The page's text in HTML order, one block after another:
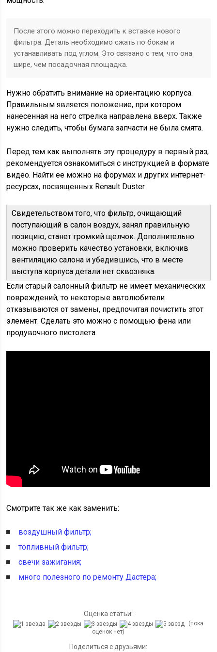
После этого можно переходить к вставке нового
фильтра. Деталь необходимо сжать по бокам и
устанавливать под углом. Это связано с тем, что она
шире, чем посадочная площадка.
Нужно обратить внимание на ориентацию корпуса.
Правильным является положение, при котором
нанесенная на него стрелка направлена вверх. Также
нужно следить, чтобы бумага запчасти не была смята.
Перед тем как выполнять эту процедуру в первый раз,
рекомендуется ознакомиться с инструкцией в формате
видео. Найти ее можно на форумах и других интернет-
ресурсах, посвященных Renault Duster.
Свидетельством того, что фильтр, очищающий
поступающий в салон воздух, занял правильную
позицию, станет громкий щелчок. Дополнительно
можно проверить качество установки, включив
вентиляцию салона и убедившись, что в месте
выступа корпуса детали нет сквозняка.
Если старый салонный фильтр не имеет механических
повреждений, то некоторые автолюбители
отказываются от замены, предпочитая почистить этот
элемент. Сделать это можно с помощью фена или
продувочного пистолета.
Смотрите так же как заменить:
воздушный фильтр;
топливный фильтр;
свечи зажигания;
много полезного по ремонту Дастера;
Оценка статьи:
(пока
оценок нет)
Поделиться с друзьями: